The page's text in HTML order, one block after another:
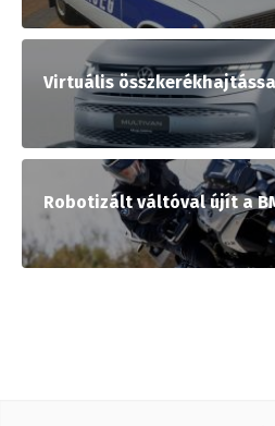
Virtuális
Robotizált váltóval újít a